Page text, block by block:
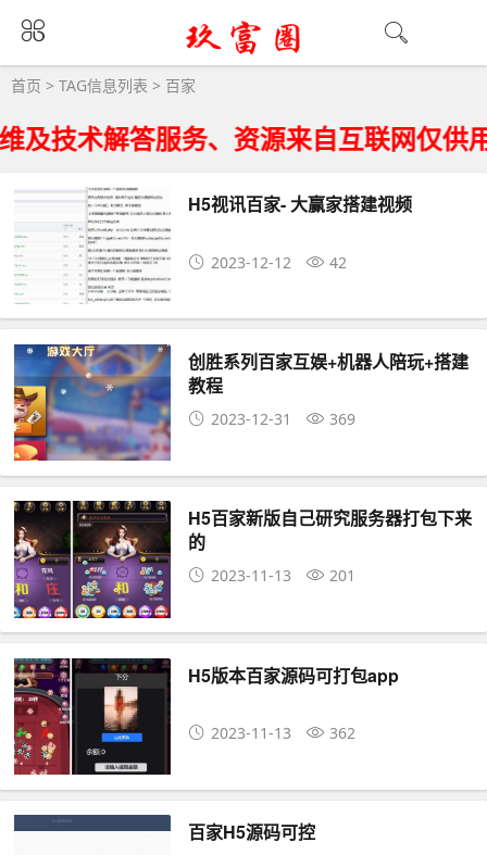
首页 > TAG信息列表 > 百家
及技术解答服务、资源来自互联网仅供
H5视讯百家- 大赢家搭建视频
2023-12-12 42
创胜系列百家互娱+机器人陪玩+搭建
教程
2023-12-31 369
H5百家新版自己研究服务器打包下来
的
2023-11-13 201
H5版本百家源码可打包app
2023-11-13 362
百家H5源码可控